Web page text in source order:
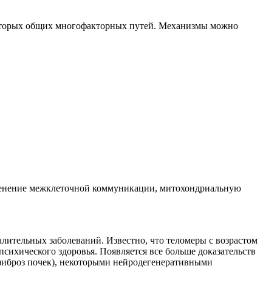
общих многофакторных путей. Механизмы можно
межклеточной коммуникации, митохондриальную
заболеваний. Известно, что теломеры с возрастом
здоровья. Появляется все больше доказательств
почек), некоторыми нейродегенеративными